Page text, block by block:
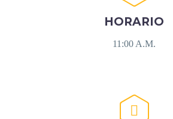
HORARIO
11:00 A.M.

